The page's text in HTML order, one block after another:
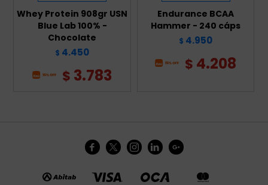
Whey Protein 908gr USN
Blue Lab 100% -
Chocolate
$ 4.450
$ 3.783
Endurance BCAA
Hammer - 240 cáps
$ 4.950
$ 4.208
    